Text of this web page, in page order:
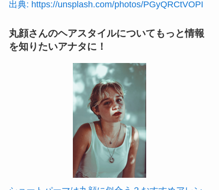
出典: https://unsplash.com/photos/PGyQRCtVOPI
丸顔さんのヘアスタイルについてもっと情報
を知りたいアナタに！